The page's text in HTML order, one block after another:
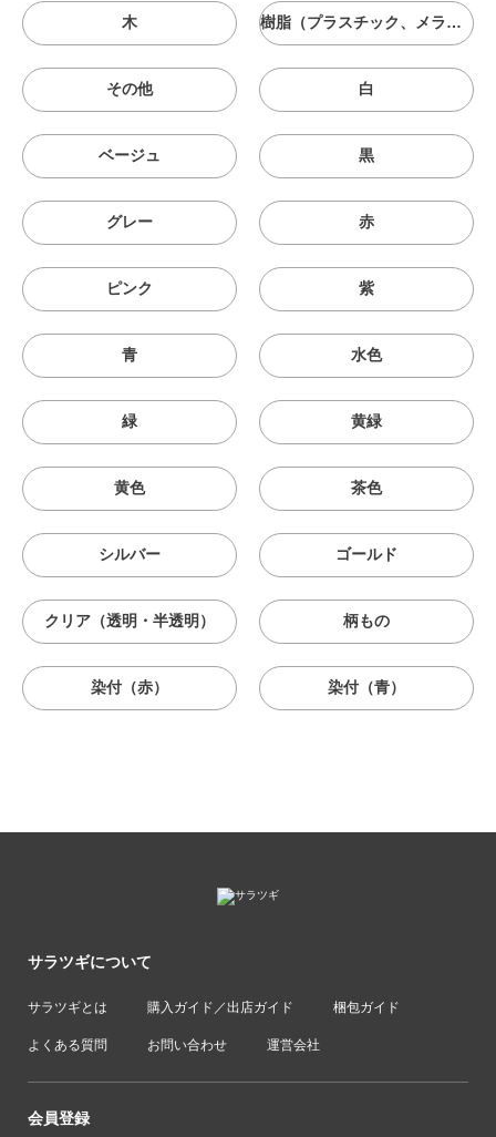
木 樹脂（プラスチック、メラニン、シリコン等）
その他 白
ベージュ 黒
グレー 赤
ピンク 紫
青 水色
緑 黄緑
黄色 茶色
シルバー ゴールド
クリア（透明・半透明） 柄もの
染付（赤） 染付（青）
サラツギについて
サラツギとは 購入ガイド／出店ガイド 梱包ガイド
よくある質問 お問い合わせ 運営会社
会員登録